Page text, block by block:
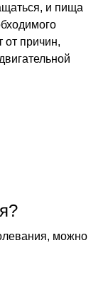
и пища
от причин,
можно